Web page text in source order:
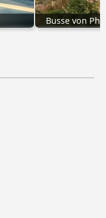
Busse von